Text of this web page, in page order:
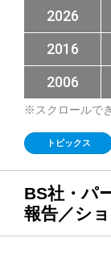
2026
2016
2006
トピックス
BS社・パ
報告／シ